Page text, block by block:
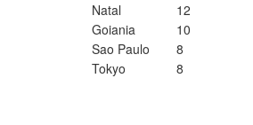
Natal
12
Goiania
10
Sao Paulo
8
Tokyo
8